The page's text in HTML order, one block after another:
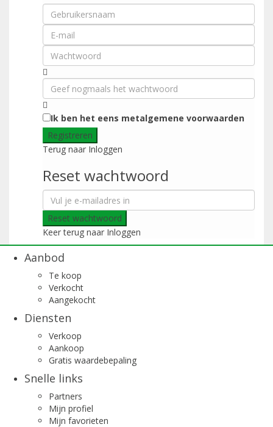
Ik ben het eens metalgemene voorwaarden
Registreren
Terug naar Inloggen
Reset wachtwoord
Reset wachtwoord
Keer terug naar Inloggen
Aanbod
Te koop
Verkocht
Aangekocht
Diensten
Verkoop
Aankoop
Gratis waardebepaling
Snelle links
Partners
Mijn profiel
Mijn favorieten